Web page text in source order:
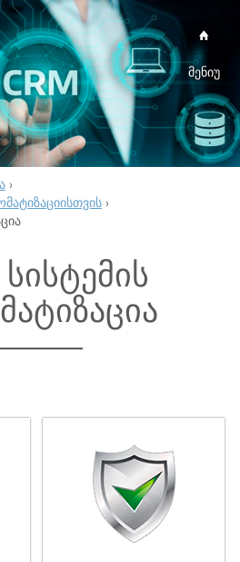
მენიუ
›
›
სისტემის